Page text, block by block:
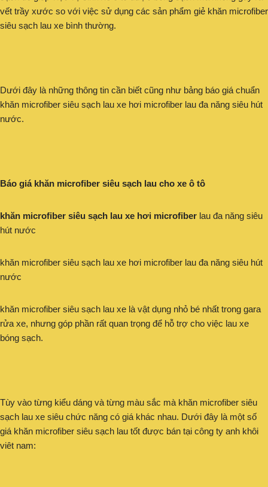
vết trầy xước so với việc sử dụng các sản phẩm giẻ khăn microfiber
siêu sạch lau xe bình thường.
Dưới đây là những thông tin cần biết cũng như bảng báo giá chuẩn
khăn microfiber siêu sạch lau xe hơi microfiber lau đa năng siêu hút
nước.
Báo giá khăn microfiber siêu sạch lau cho xe ô tô
khăn microfiber siêu sạch lau xe hơi microfiber lau đa năng siêu
hút nước
khăn microfiber siêu sạch lau xe hơi microfiber lau đa năng siêu hút
nước
khăn microfiber siêu sạch lau xe là vật dụng nhỏ bé nhất trong gara
rửa xe, nhưng góp phần rất quan trọng để hỗ trợ cho việc lau xe
bóng sạch.
Tùy vào từng kiểu dáng và từng màu sắc mà khăn microfiber siêu
sạch lau xe siêu chức năng có giá khác nhau. Dưới đây là một số
giá khăn microfiber siêu sạch lau tốt được bán tại công ty anh khôi
viêt nam: